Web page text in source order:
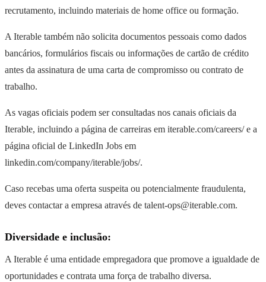
recrutamento, incluindo materiais de home office ou formação.
A Iterable também não solicita documentos pessoais como dados
bancários, formulários fiscais ou informações de cartão de crédito
antes da assinatura de uma carta de compromisso ou contrato de
trabalho.
As vagas oficiais podem ser consultadas nos canais oficiais da
Iterable, incluindo a página de carreiras em iterable.com/careers/ e a
página oficial de LinkedIn Jobs em
linkedin.com/company/iterable/jobs/.
Caso recebas uma oferta suspeita ou potencialmente fraudulenta,
deves contactar a empresa através de talent-ops@iterable.com.
Diversidade e inclusão:
A Iterable é uma entidade empregadora que promove a igualdade de
oportunidades e contrata uma força de trabalho diversa.